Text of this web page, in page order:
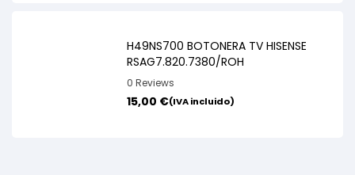
H49NS700 BOTONERA TV HISENSE
RSAG7.820.7380/ROH
0 Reviews
15,00 €(IVA incluido)